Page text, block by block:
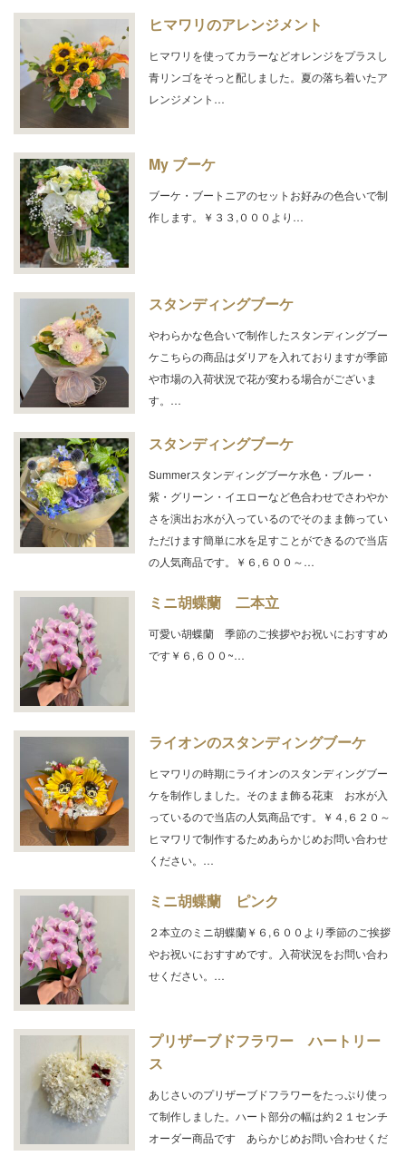
ヒマワリのアレンジメント
ヒマワリを使ってカラーなどオレンジをプラスし
青リンゴをそっと配しました。夏の落ち着いたア
レンジメント…
My ブーケ
ブーケ・ブートニアのセットお好みの色合いで制
作します。￥３３,０００より…
スタンディングブーケ
やわらかな色合いで制作したスタンディングブー
ケこちらの商品はダリアを入れておりますが季節
や市場の入荷状況で花が変わる場合がございま
す。…
スタンディングブーケ
Summerスタンディングブーケ水色・ブルー・
紫・グリーン・イエローなど色合わせでさわやか
さを演出お水が入っているのでそのまま飾ってい
ただけます簡単に水を足すことができるので当店
の人気商品です。￥６,６００～…
ミニ胡蝶蘭 二本立
可愛い胡蝶蘭 季節のご挨拶やお祝いにおすすめ
です￥６,６００~…
ライオンのスタンディングブーケ
ヒマワリの時期にライオンのスタンディングブー
ケを制作しました。そのまま飾る花束 お水が入
っているので当店の人気商品です。￥４,６２０～
ヒマワリで制作するためあらかじめお問い合わせ
ください。…
ミニ胡蝶蘭 ピンク
２本立のミニ胡蝶蘭￥６,６００より季節のご挨拶
やお祝いにおすすめです。入荷状況をお問い合わ
せください。…
プリザーブドフラワー ハートリー
ス
あじさいのプリザーブドフラワーをたっぷり使っ
て制作しました。ハート部分の幅は約２１センチ
オーダー商品です あらかじめお問い合わせくだ